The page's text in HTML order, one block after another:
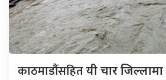
काठमाडौंसहितयी चार